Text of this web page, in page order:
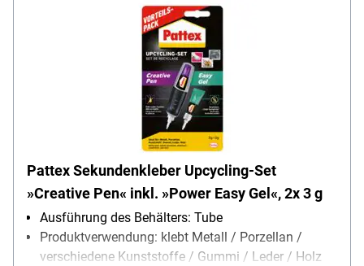
Pattex Sekundenkleber Upcycling-Set
»Creative Pen« inkl. »Power Easy Gel«, 2x 3 g
Ausführung des Behälters: Tube
Produktverwendung: klebt Metall / Porzellan /
verschiedene Kunststoffe / Gummi / Leder / Holz